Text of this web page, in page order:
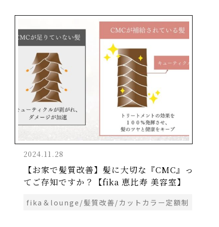
2024.11.28
【お家で髪質改善】髪に大切な『CMC』っ
てご存知ですか？【fika 恵比寿 美容室】
fika＆lounge/髪質改善/カットカラー定額制